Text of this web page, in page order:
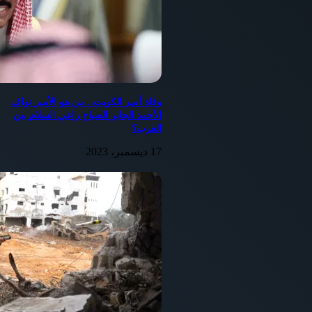
رئيس مجلس الوزراء، الذى يقضي في مادته الأولى بأن “تُدمج
مصلحتا الخزانة العامة وسك العملة في مصلحة واحدة تسمى
“مصلحة الخزانة العامة وسك العملة”، وتحل مصلحة الخزانة
العامة وسك العملة محل مصلحتي الخزانة العامة وسك العملة
أينما وردتا في اللوائح والقرارات المعمول بها”.
ويصدر الهيكل التنظيمي اللازم لتنفيذ الدمج، المنصوص عليه
أخذ رأي الجهاز المركزي للتنظيم والإدارة، وتعتمد جداول
الوظائف المترتبة على ذلك بقرار من رئيس الجهاز المركزي
للتنظيم والإدارة، طبقاً لأحكام قانون الخدمة المدنية الصادر
وافق مجلس الوزراء، بشكل نهائي، على مبادرة الصندوق
العربي للإنماء الاقتصادي والاجتماعي، الخاصة بتأجيل سداد
الأقساط والفوائد المستحقة على القروض الممنوحة لمصر،
لمدة عام، اعتبارا من 1/7/2020 وذلك حتى 30/6/2021، كمساهمة
منه في تخفيف الآثار الاقتصادية والمالية الناتجة عن انتشار
وافق مجلس الوزراء على طلب محافظة دمياط زيادة حصتها
في شركة “دمياط للأثاث”، كدفعة ثالثة وأخيرة بواقع 50,41
مليون جنيه، وذلك لتمكين المحافظة من سداد التزاماتها في
رأس مال الشركة، كما أُحيط المجلس بقبول طلب عدد من
المواطنين سداد المديونية المستحقة عن بعض قطع الأراضي
وفاة أمير الكويت.. من هو الأمير نواف
الأحمد الجابر الصباح راعي السلام بين
العرب؟
17 ديسمبر، 2023